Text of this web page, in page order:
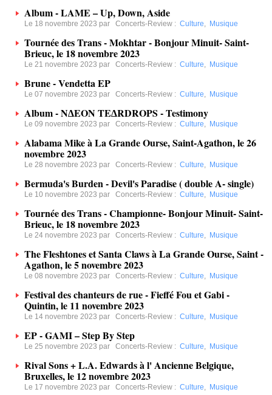
Album - LAME – Up, Down, Aside
Le 18 novembre 2023 par Concerts-Review : Culture, Musique
Tournée des Trans - Mokhtar - Bonjour Minuit- Saint-
Brieuc, le 18 novembre 2023
Le 21 novembre 2023 par Concerts-Review : Culture, Musique
Brune - Vendetta EP
Le 07 novembre 2023 par Concerts-Review : Culture, Musique
Album - N∆EON TE∆RDROPS - Testimony
Le 09 novembre 2023 par Concerts-Review : Culture, Musique
Alabama Mike à La Grande Ourse, Saint-Agathon, le 26
novembre 2023
Le 28 novembre 2023 par Concerts-Review : Culture, Musique
Bermuda's Burden - Devil's Paradise ( double A- single)
Le 10 novembre 2023 par Concerts-Review : Culture, Musique
Tournée des Trans - Championne- Bonjour Minuit- Saint-
Brieuc, le 18 novembre 2023
Le 24 novembre 2023 par Concerts-Review : Culture, Musique
The Fleshtones et Santa Claws à La Grande Ourse, Saint -
Agathon, le 5 novembre 2023
Le 08 novembre 2023 par Concerts-Review : Culture, Musique
Festival des chanteurs de rue - Fieffé Fou et Gabi -
Quintin, le 11 novembre 2023
Le 14 novembre 2023 par Concerts-Review : Culture, Musique
EP - GAMI – Step By Step
Le 25 novembre 2023 par Concerts-Review : Culture, Musique
Rival Sons + L.A. Edwards à l' Ancienne Belgique,
Bruxelles, le 12 novembre 2023
Le 17 novembre 2023 par Concerts-Review : Culture, Musique